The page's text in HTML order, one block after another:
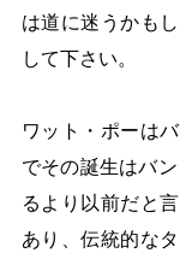
は道に迷うかも
して下さい。
ワット・ポーは
でその誕生はバ
るより以前だと
あり、伝統的な